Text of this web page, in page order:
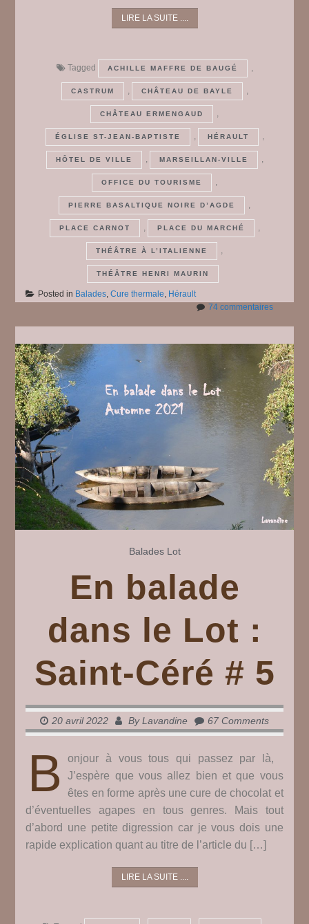
LIRE LA SUITE ....
Tagged ACHILLE MAFFRE DE BAUGÉ ,
CASTRUM , CHÂTEAU DE BAYLE ,
CHÂTEAU ERMENGAUD ,
ÉGLISE ST-JEAN-BAPTISTE , HÉRAULT ,
HÔTEL DE VILLE , MARSEILLAN-VILLE ,
OFFICE DU TOURISME ,
PIERRE BASALTIQUE NOIRE D’AGDE ,
PLACE CARNOT , PLACE DU MARCHÉ ,
THÉÂTRE À L’ITALIENNE ,
THÉÂTRE HENRI MAURIN
Posted in Balades,Cure thermale, Hérault
74 commentairessur
(34)
#
2
Balades Lot
En balade
dans le Lot :
Saint-Céré # 5
20 avril 2022 ByLavandine 67 Comments
B
onjour à vous tous qui passez par là,
J’espère que vous allez bien et que vous
êtes en forme après une cure de chocolat et
d’éventuelles agapes en tous genres. Mais tout
d’abord une petite digression car je vous dois une
rapide explication quant au titre de l’article du […]
LIRE LA SUITE ....